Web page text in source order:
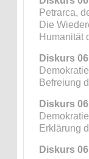
Petrarca,
Die
Humanität
Diskurs
Befreiung
Diskurs
Erklärung
Diskurs